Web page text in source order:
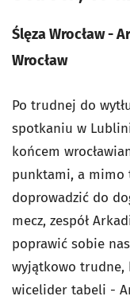
Ślęza Wrocław -
Wrocław
Po trudnej do
spotkaniu w
końcem
punktami, a mimo
doprowadzić do
mecz, zespół
poprawić sobie
wyjątkowo trudne,
wicelider tabeli -